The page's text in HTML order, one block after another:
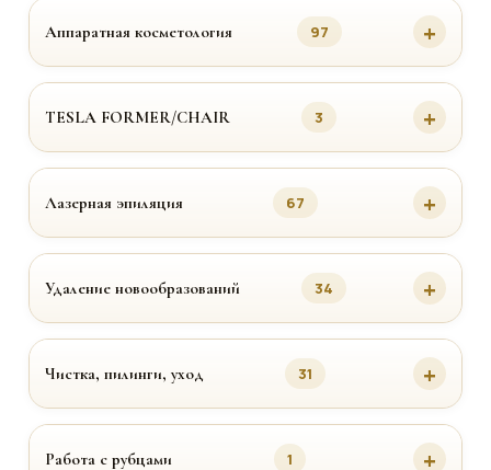
Аппаратная косметология 97
TESLA FORMER/CHAIR 3
Лазерная эпиляция 67
Удаление новообразований 34
Чистка, пилинги, уход 31
Работа с рубцами 1